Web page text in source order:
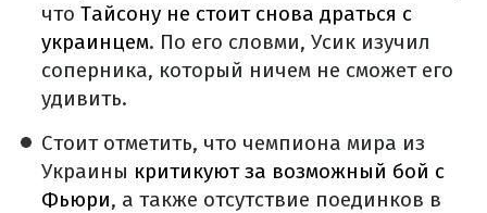
что Тайсону не стоит снова драться с
украинцем. По его словми, Усик изучил
соперника, который ничем не сможет его
удивить.
Стоит отметить, что чемпиона мира из
Украины критикуют за возможный бой с
Фьюри, а также отсутствие поединков в